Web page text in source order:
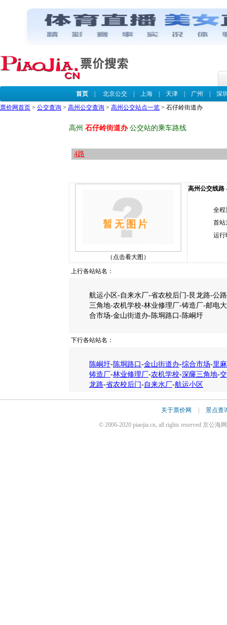
首页| 北京公交| 上海| 天津| 广州
深
票价网首页 > 公交查询 > 高州公交查询 > 高州公交站点一览 > 石仔岭街道办
高州 石仔岭街道办公交站的乘车路线
4路
（点击看大图）
高州公交线路
全程
首站
运行
上行各站站名：
航运小区-自来水厂-省农校后门-艮龙路-公
三角地-农机学校-林业修理厂-铸造厂-邮电
合市场-金山街道办-陈垌路口-陈峒圩
下行各站站名：
陈峒圩-陈垌路口 -金山街道办-综合市场-里麻
铸造厂-林业修理厂-农机学校-深窿三角地-
龙路-省农校后门-自来水厂-航运小区
关于票价网 景点查
© 2006-2020 piaojia.cn, all rights reserved 京公海